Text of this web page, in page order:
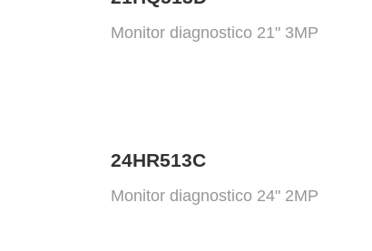
Monitor diagnostico 21" 3MP
24HR513C
Monitor diagnostico 24" 2MP